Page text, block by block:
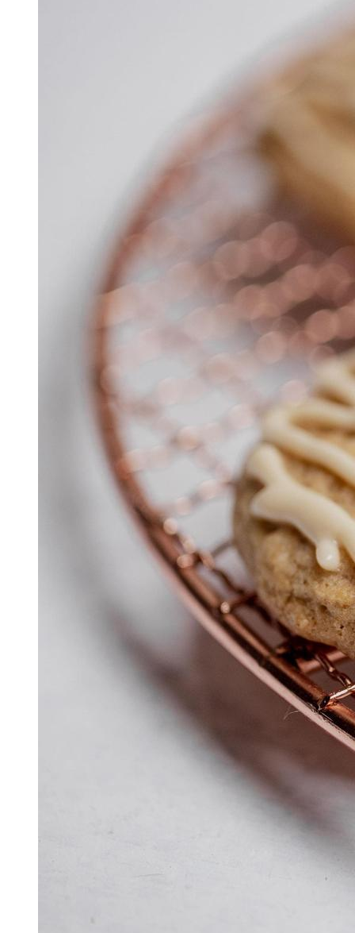
Простой Совет От Докторов Может
Помочь Уберечь Здоровье От Любого
Вируса В Условиях Надвигающейся
Тройной Эпидемии.